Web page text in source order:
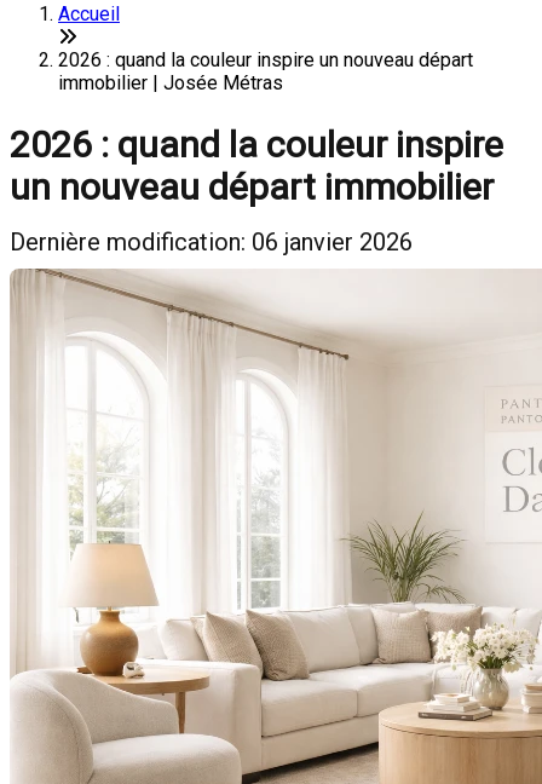
Accueil
2026 : quand la couleur inspire un nouveau départ
immobilier | Josée Métras
2026 : quand la couleur inspire
un nouveau départ immobilier
Dernière modification: 06 janvier 2026